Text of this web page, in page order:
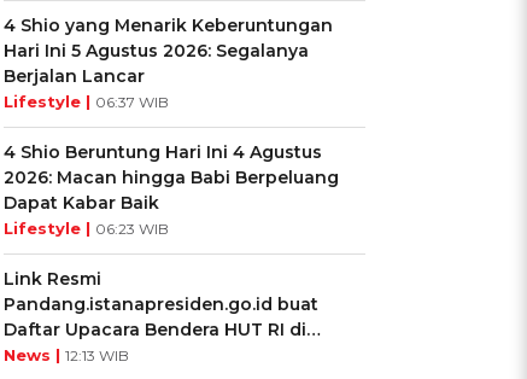
4 Shio yang Menarik Keberuntungan
Hari Ini 5 Agustus 2026: Segalanya
Berjalan Lancar
Lifestyle | 06:37 WIB
4 Shio Beruntung Hari Ini 4 Agustus
2026: Macan hingga Babi Berpeluang
Dapat Kabar Baik
Lifestyle | 06:23 WIB
Link Resmi
Pandang.istanapresiden.go.id buat
Daftar Upacara Bendera HUT RI di
Istana Negara
News | 12:13 WIB